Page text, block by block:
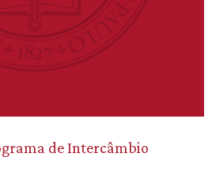
de Intercâmbio